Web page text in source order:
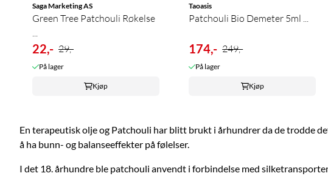
Saga Marketing AS
Green Tree Patchouli Røkelse
22,- 29,-
På lager
Kjøp
Taoasis
Patchouli Bio Demeter 5ml ...
174,- 249,-
På lager
Kjøp
En terapeutisk olje og Patchouli har blitt brukt i århundrer da de trodde
å ha bunn- og balanseeffekter på følelser.
I det 18. århundre ble patchouli anvendt i forbindelse med